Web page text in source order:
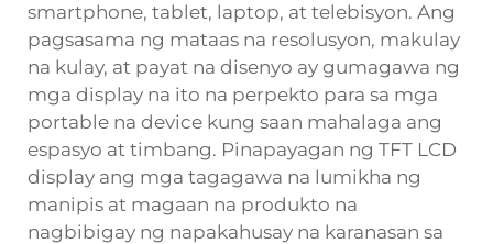
smartphone, tablet, laptop, at telebisyon. Ang
pagsasama ng mataas na resolusyon, makulay
na kulay, at payat na disenyo ay gumagawa ng
mga display na ito na perpekto para sa mga
portable na device kung saan mahalaga ang
espasyo at timbang. Pinapayagan ng TFT LCD
display ang mga tagagawa na lumikha ng
manipis at magaan na produkto na
nagbibigay ng napakahusay na karanasan sa